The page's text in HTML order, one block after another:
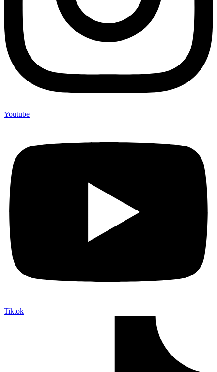
Youtube
Tiktok